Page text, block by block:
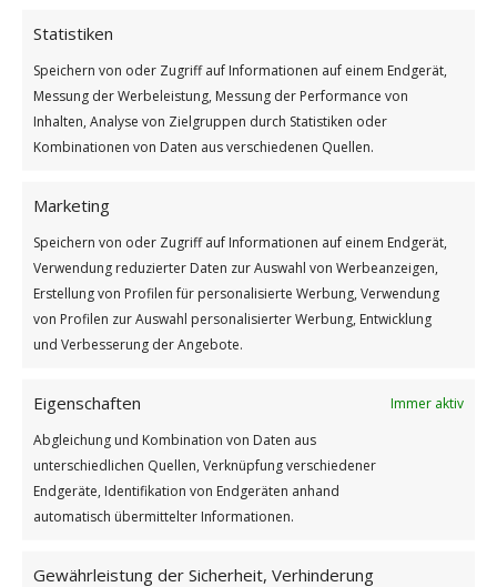
Statistiken
Speichern von oder Zugriff auf Informationen auf einem Endgerät,
Messung der Werbeleistung, Messung der Performance von
Inhalten, Analyse von Zielgruppen durch Statistiken oder
Kombinationen von Daten aus verschiedenen Quellen.
Marketing
Speichern von oder Zugriff auf Informationen auf einem Endgerät,
Verwendung reduzierter Daten zur Auswahl von Werbeanzeigen,
Erstellung von Profilen für personalisierte Werbung, Verwendung
von Profilen zur Auswahl personalisierter Werbung, Entwicklung
und Verbesserung der Angebote.
Eigenschaften
Immer aktiv
Abgleichung und Kombination von Daten aus
unterschiedlichen Quellen, Verknüpfung verschiedener
Endgeräte, Identifikation von Endgeräten anhand
automatisch übermittelter Informationen.
Gewährleistung der Sicherheit, Verhinderung
International Mother
Ocean Day
WICHTEL-NEWS
International Mothr Ocean Day
Weiterlesen